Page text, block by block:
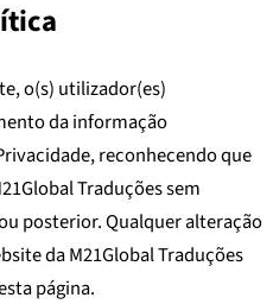
o(s) utilizador(es)
da informação
reconhecendo que
Traduções sem
posterior. Qualquer alteração
da M21Global Traduções
página.